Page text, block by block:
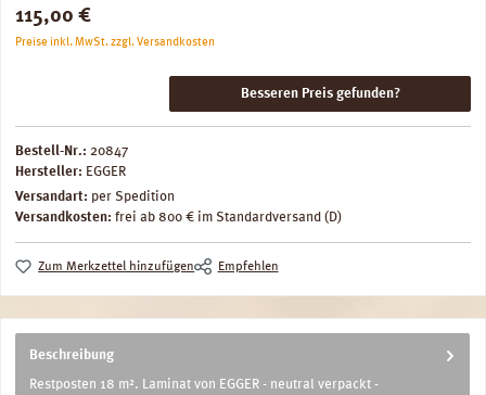
Regulärer Preis:
115,00 €
Preise inkl. MwSt. zzgl. Versandkosten
Besseren Preis gefunden?
Bestell-Nr.: 20847
Hersteller: EGGER
Versandart: per Spedition
Versandkosten: frei ab 800 € im Standardversand (D)
Zum Merkzettel hinzufügen Empfehlen
Beschreibung
Restposten 18 m². Laminat von EGGER - neutral verpackt -